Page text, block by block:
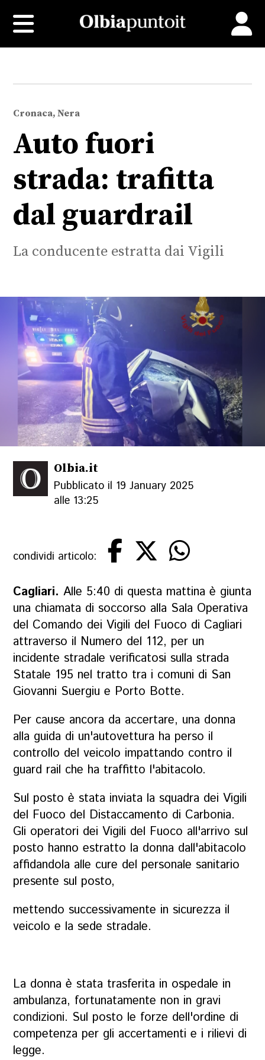
Cronaca, Nera
Auto fuori
strada: trafitta
dal guardrail
La conducente estratta dai Vigili
Olbia.it
Pubblicato il 19 January 2025
alle 13:25
condividi articolo:
Cagliari.Alle 5:40 di questa mattina è giunta
una chiamata di soccorso alla Sala Operativa
del Comando dei Vigili del Fuoco di Cagliari
attraverso il Numero del 112, per un
incidente stradale verificatosi sulla strada
Statale 195 nel tratto tra i comuni di San
Giovanni Suergiu e Porto Botte.
Per cause ancora da accertare, una donna
alla guida di un'autovettura ha perso il
controllo del veicolo impattando contro il
guard rail che ha traffitto l'abitacolo.
Sul posto è stata inviata la squadra dei Vigili
del Fuoco del Distaccamento di Carbonia.
Gli operatori dei Vigili del Fuoco all'arrivo sul
posto hanno estratto la donna dall'abitacolo
affidandola alle cure del personale sanitario
presente sul posto,
mettendo successivamente in sicurezza il
veicolo e la sede stradale.
La donna è stata trasferita in ospedale in
ambulanza, fortunatamente non in gravi
condizioni. Sul posto le forze dell'ordine di
competenza per gli accertamenti e i rilievi di
legge.